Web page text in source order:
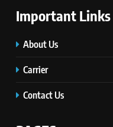
Important Links
About Us
Carrier
Contact Us